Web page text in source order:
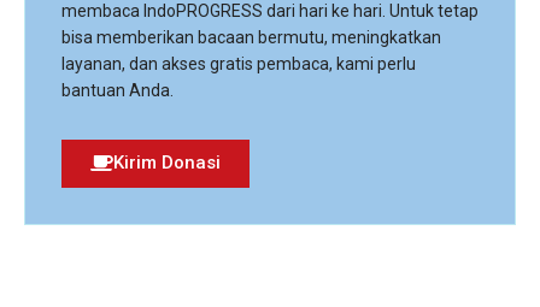
membaca IndoPROGRESS dari hari ke hari. Untuk tetap
bisa memberikan bacaan bermutu, meningkatkan
layanan, dan akses gratis pembaca, kami perlu
bantuan Anda.
Kirim Donasi